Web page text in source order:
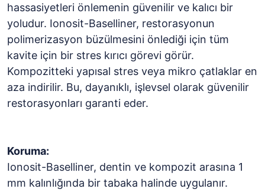
hassasiyetleri önlemenin güvenilir ve kalıcı bir
yoludur. Ionosit-Baselliner, restorasyonun
polimerizasyon büzülmesini önlediği için tüm
kavite için bir stres kırıcı görevi görür.
Kompozitteki yapısal stres veya mikro çatlaklar en
aza indirilir. Bu, dayanıklı, işlevsel olarak güvenilir
restorasyonları garanti eder.
Koruma:
Ionosit-Baselliner, dentin ve kompozit arasına 1
mm kalınlığında bir tabaka halinde uygulanır.